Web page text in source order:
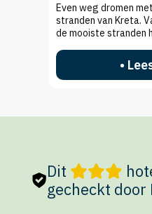
Even weg dromen
stranden van Kreta.
de mooiste stranden
•
Dit
gecheckt door